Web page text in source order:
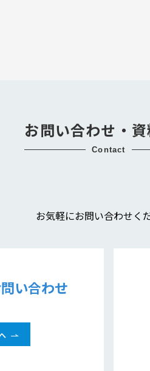
お問い合わせ・
contact
お気軽にお問い合わせく
い合わせ